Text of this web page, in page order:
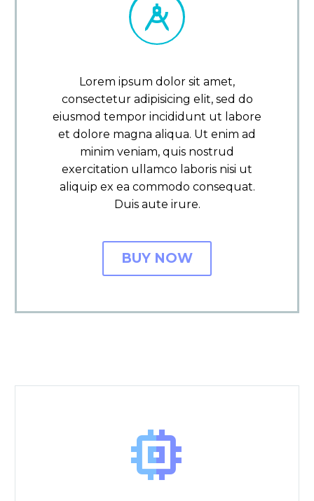


Lorem ipsum dolor sit amet,
consectetur adipisicing elit, sed do
eiusmod tempor incididunt ut labore
et dolore magna aliqua. Ut enim ad
minim veniam, quis nostrud
exercitation ullamco laboris nisi ut
aliquip ex ea commodo consequat.
Duis aute irure.
BUY NOW

